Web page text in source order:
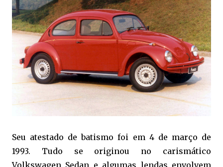
Seu atestado de batismo foi em 4 de março de
1993. Tudo se originou no carismático
Volkswagen Sedan e algumas lendas envolvem